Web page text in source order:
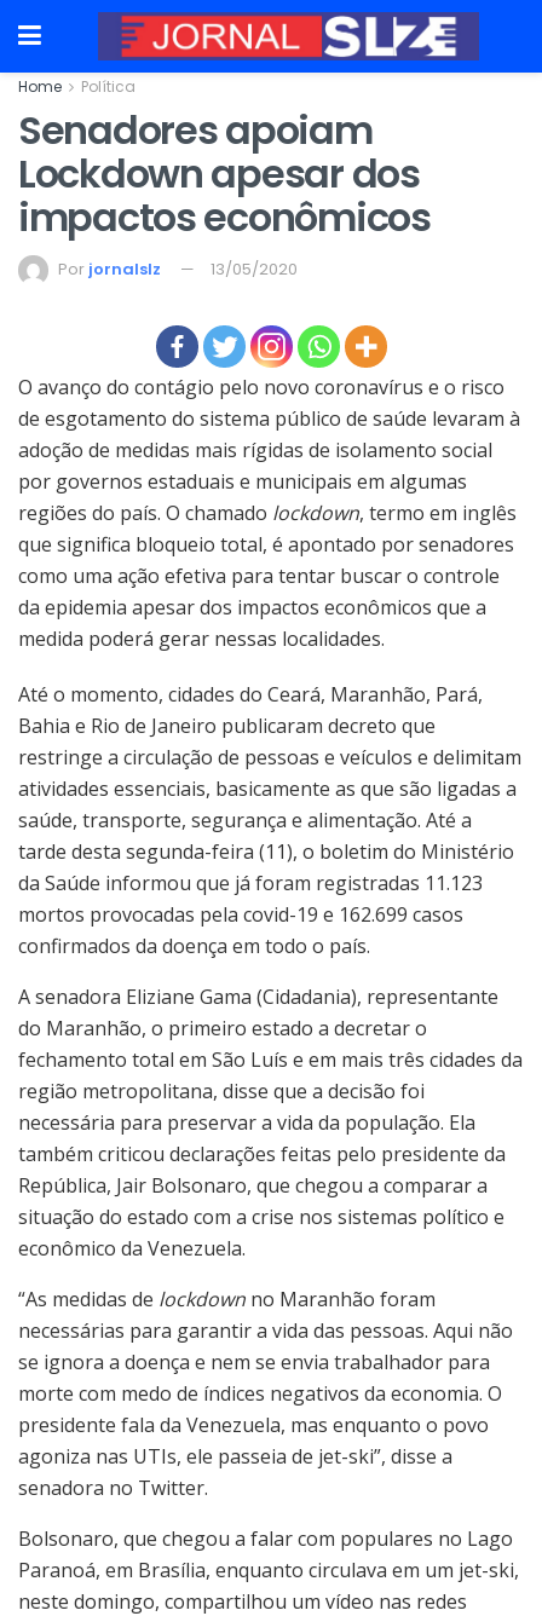
Home Política
Senadores apoiam
Lockdown apesar dos
impactos econômicos
Por jornalslz 13/05/2020
O avanço do contágio pelo novo coronavírus e o risco
de esgotamento do sistema público de saúde levaram à
adoção de medidas mais rígidas de isolamento social
por governos estaduais e municipais em algumas
regiões do país. O chamado lockdown, termo em inglês
que significa bloqueio total, é apontado por senadores
como uma ação efetiva para tentar buscar o controle
da epidemia apesar dos impactos econômicos que a
medida poderá gerar nessas localidades.
Até o momento, cidades do Ceará, Maranhão, Pará,
Bahia e Rio de Janeiro publicaram decreto que
restringe a circulação de pessoas e veículos e delimitam
atividades essenciais, basicamente as que são ligadas a
saúde, transporte, segurança e alimentação. Até a
tarde desta segunda-feira (11), o boletim do Ministério
da Saúde informou que já foram registradas 11.123
mortos provocadas pela covid-19 e 162.699 casos
confirmados da doença em todo o país.
A senadora Eliziane Gama (Cidadania), representante
do Maranhão, o primeiro estado a decretar o
fechamento total em São Luís e em mais três cidades da
região metropolitana, disse que a decisão foi
necessária para preservar a vida da população. Ela
também criticou declarações feitas pelo presidente da
República, Jair Bolsonaro, que chegou a comparar a
situação do estado com a crise nos sistemas político e
econômico da Venezuela.
“As medidas de lockdown no Maranhão foram
necessárias para garantir a vida das pessoas. Aqui não
se ignora a doença e nem se envia trabalhador para
morte com medo de índices negativos da economia. O
presidente fala da Venezuela, mas enquanto o povo
agoniza nas UTIs, ele passeia de jet-ski”, disse a
senadora no Twitter.
Bolsonaro, que chegou a falar com populares no Lago
Paranoá, em Brasília, enquanto circulava em um jet-ski,
neste domingo, compartilhou um vídeo nas redes